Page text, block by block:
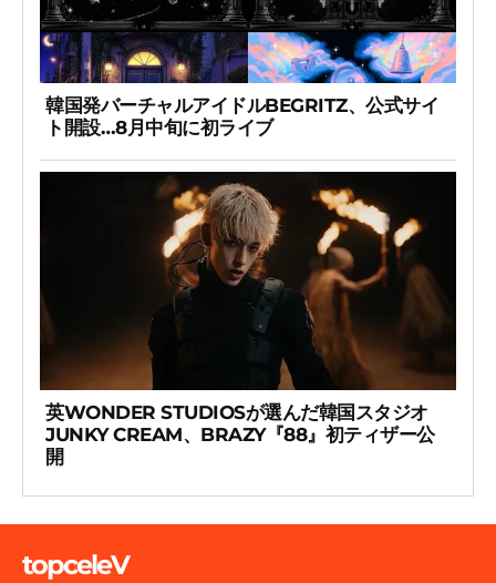
韓国発バーチャルアイドルBEGRITZ、公式サイ
ト開設…8月中旬に初ライブ
英WONDER STUDIOSが選んだ韓国スタジオ
JUNKY CREAM、BRAZY『88』初ティザー公
開
topceleV